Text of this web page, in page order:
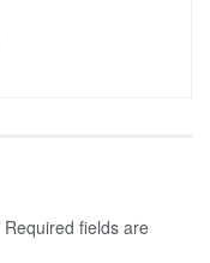
Required fields are